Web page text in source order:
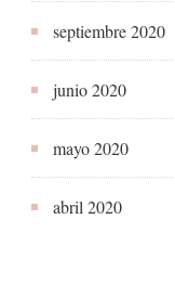
septiembre 2020
junio 2020
mayo 2020
abril 2020